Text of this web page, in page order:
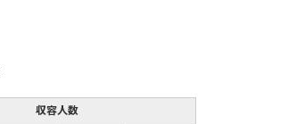
収容人数